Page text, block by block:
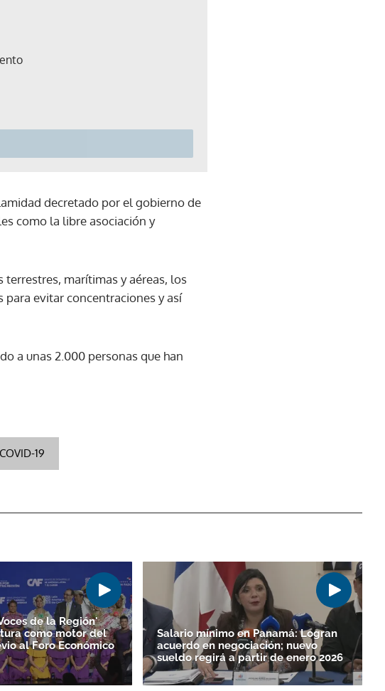
decretado por el gobierno de
como la libre asociación y
marítimas y aéreas, los
evitar concentraciones y así
a unas 2.000 personas que han
COVID-19
de la Región'
como motor del
al Foro Económico
Salario mínimo en Panamá: Logran
acuerdo en negociación; nuevo
sueldo regirá a partir de enero 2026